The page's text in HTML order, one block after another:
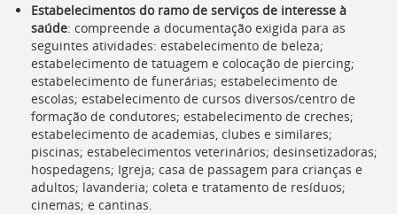
Estabelecimentos do ramo de serviços de interesse à
saúde: compreende a documentação exigida para as
seguintes atividades: estabelecimento de beleza;
estabelecimento de tatuagem e colocação de piercing;
estabelecimento de funerárias; estabelecimento de
escolas; estabelecimento de cursos diversos/centro de
formação de condutores; estabelecimento de creches;
estabelecimento de academias, clubes e similares;
piscinas; estabelecimentos veterinários; desinsetizadoras;
hospedagens; Igreja; casa de passagem para crianças e
adultos; lavanderia; coleta e tratamento de resíduos;
cinemas; e cantinas.